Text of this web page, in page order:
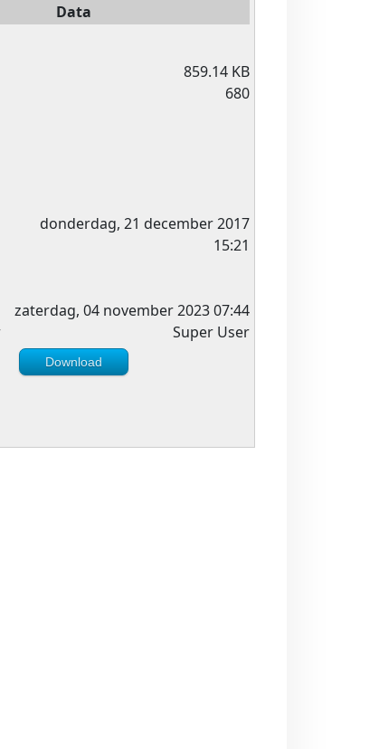
Data
859.14 KB
680
donderdag, 21 december 2017
15:21
zaterdag, 04 november 2023 07:44
Super User
Download